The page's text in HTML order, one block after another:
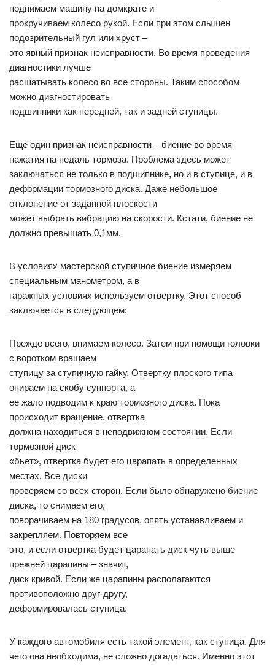
поднимаем машину на домкрате и
прокручиваем колесо рукой. Если при этом слышен
подозрительный гул или хруст –
это явный признак неисправности. Во время проведения
диагностики лучше
расшатывать колесо во все стороны. Таким способом
можно диагностировать
подшипники как передней, так и задней ступицы.
Еще один признак неисправности – биение во время
нажатия на педаль тормоза. Проблема здесь может
заключаться не только в подшипнике, но и в ступице, и в
деформации тормозного диска. Даже небольшое
отклонение от заданной плоскости
может выбрать вибрацию на скорости. Кстати, биение не
должно превышать 0,1мм.
В условиях мастерской ступичное биение измеряем
специальным манометром, а в
гаражных условиях используем отвертку. Этот способ
заключается в следующем:
Прежде всего, внимаем колесо. Затем при помощи головки
с воротком вращаем
ступицу за ступичную гайку. Отвертку плоского типа
опираем на скобу суппорта, а
ее жало подводим к краю тормозного диска. Пока
происходит вращение, отвертка
должна находиться в неподвижном состоянии. Если
тормозной диск
«бьет», отвертка будет его царапать в определенных
местах. Все диски
проверяем со всех сторон. Если было обнаружено биение
диска, то снимаем его,
поворачиваем на 180 градусов, опять устанавливаем и
закрепляем. Повторяем все
это, и если отвертка будет царапать диск чуть выше
прежней царапины – значит,
диск кривой. Если же царапины располагаются
противоположно друг-другу,
деформировалась ступица.
У каждого автомобиля есть такой элемент, как ступица. Для
чего она необходима, не сложно догадаться. Именно этот